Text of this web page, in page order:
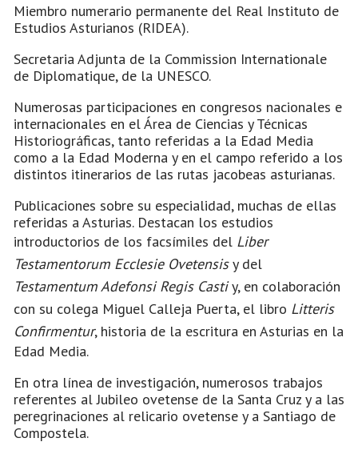
Miembro numerario permanente del Real Instituto de
Estudios Asturianos (RIDEA).
Secretaria Adjunta de la Commission Internationale
de Diplomatique, de la UNESCO.
Numerosas participaciones en congresos nacionales e
internacionales en el Área de Ciencias y Técnicas
Historiográficas, tanto referidas a la Edad Media
como a la Edad Moderna y en el campo referido a los
distintos itinerarios de las rutas jacobeas asturianas.
Publicaciones sobre su especialidad, muchas de ellas
referidas a Asturias. Destacan los estudios
introductorios de los facsímiles del Liber
Testamentorum Ecclesie Ovetensisy del
Testamentum Adefonsi Regis Castiy, en colaboración
con su colega Miguel Calleja Puerta, el libro Litteris
Confirmentur, historia de la escritura en Asturias en la
Edad Media.
En otra línea de investigación, numerosos trabajos
referentes al Jubileo ovetense de la Santa Cruz y a las
peregrinaciones al relicario ovetense y a Santiago de
Compostela.